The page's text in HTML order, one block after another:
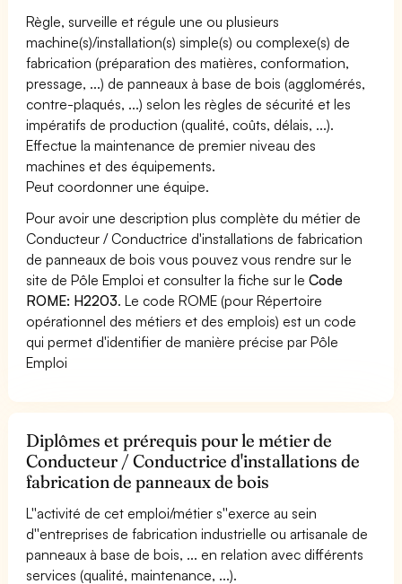
Règle, surveille et régule une ou plusieurs
machine(s)/installation(s) simple(s) ou complexe(s) de
fabrication (préparation des matières, conformation,
pressage, ...) de panneaux à base de bois (agglomérés,
contre-plaqués, ...) selon les règles de sécurité et les
impératifs de production (qualité, coûts, délais, ...).
Effectue la maintenance de premier niveau des
machines et des équipements.
Peut coordonner une équipe.
Pour avoir une description plus complète du métier de
Conducteur / Conductrice d'installations de fabrication
de panneaux de bois vous pouvez vous rendre sur le
site de Pôle Emploi et consulter la fiche sur leCode
ROME: H2203. Le code ROME (pour Répertoire
opérationnel des métiers et des emplois) est un code
qui permet d'identifier de manière précise par Pôle
Emploi
Diplômes et prérequis pour le métier de
Conducteur / Conductrice d'installations de
fabrication de panneaux de bois
L''activité de cet emploi/métier s''exerce au sein
d''entreprises de fabrication industrielle ou artisanale de
panneaux à base de bois, ... en relation avec différents
services (qualité, maintenance, ...).